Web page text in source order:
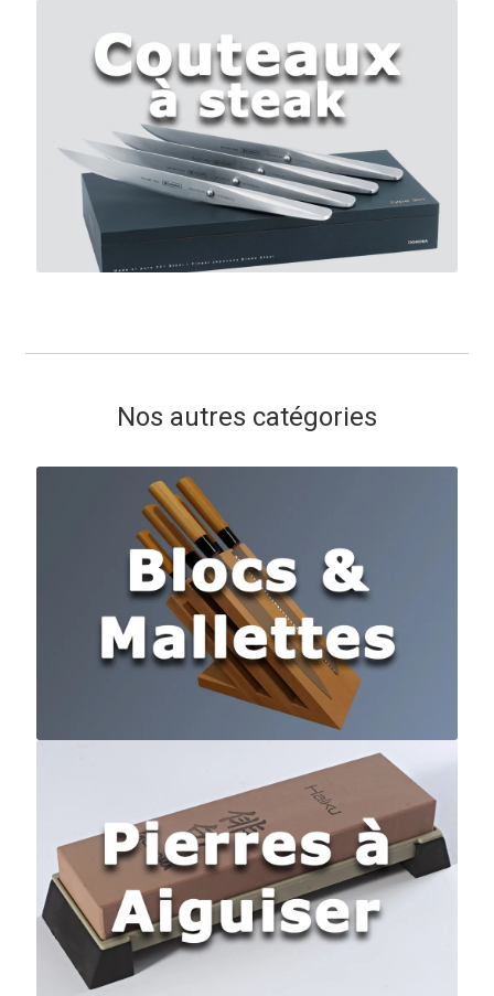
Nos autres catégories